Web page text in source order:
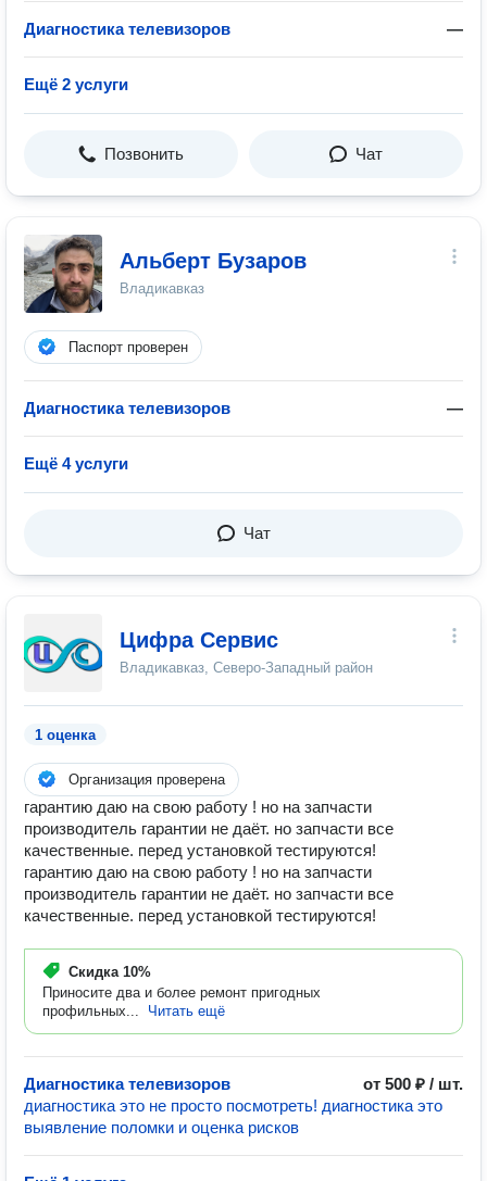
Диагностика телевизоров —
Ещё 2 услуги
Позвонить Чат
Альберт Бузаров
Владикавказ
Паспорт проверен
Диагностика телевизоров —
Ещё 4 услуги
Чат
Цифра Сервис
Владикавказ, Северо-Западный район
1 оценка
Организация проверена
гарантию даю на свою работу ! но на запчасти
производитель гарантии не даёт. но запчасти все
качественные. перед установкой тестируются!
гарантию даю на свою работу ! но на запчасти
производитель гарантии не даёт. но запчасти все
качественные. перед установкой тестируются!
Скидка 10%
Приносите два и более ремонт пригодных
профильных...
Читать ещё
Диагностика телевизоров
от 500 ₽ / шт.
диагностика это не просто посмотреть! диагностика это
выявление поломки и оценка рисков